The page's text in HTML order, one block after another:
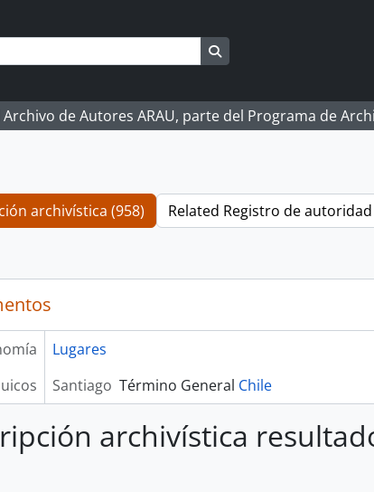
de Autores ARAU, parte del Programa de
archivística (958) Related Registro de autoridad
Lugares
Santiago Término General Chile
archivística